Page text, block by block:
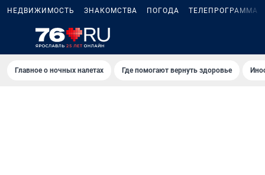
НЕДВИЖИМОСТЬ ЗНАКОМСТВА ПОГОДА ТЕЛЕПРОГРАММА
Главное о ночных налетах Где помогают вернуть здоровье